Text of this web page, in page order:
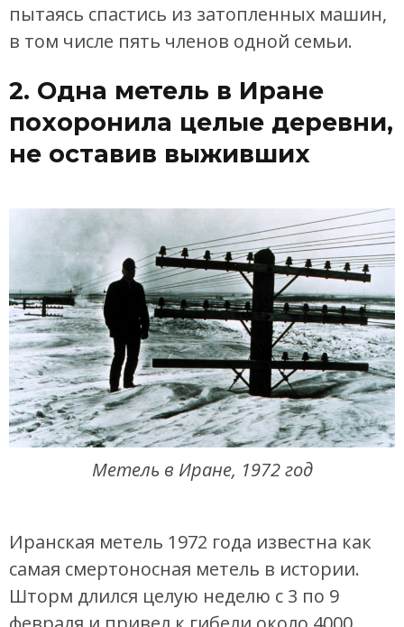
пытаясь спастись из затопленных машин,
в том числе пять членов одной семьи.
2. Одна метель в Иране
похоронила целые деревни,
не оставив выживших
Метель в Иране, 1972 год
Иранская метель 1972 года известна как
самая смертоносная метель в истории.
Шторм длился целую неделю с 3 по 9